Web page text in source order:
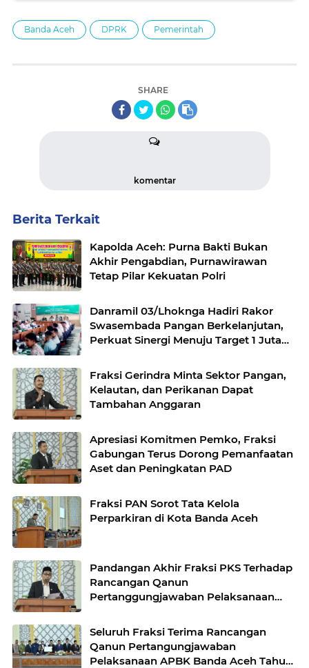
Banda Aceh DPRK Pemerintah
SHARE
komentar
Berita Terkait
Kapolda Aceh: Purna Bakti Bukan
Akhir Pengabdian, Purnawirawan
Tetap Pilar Kekuatan Polri
Danramil 03/Lhoknga Hadiri Rakor
Swasembada Pangan Berkelanjutan,
Perkuat Sinergi Menuju Target 1 Juta
Fraksi Gerindra Minta Sektor Pangan,
Kelautan, dan Perikanan Dapat
Tambahan Anggaran
Apresiasi Komitmen Pemko, Fraksi
Gabungan Terus Dorong Pemanfaatan
Aset dan Peningkatan PAD
Fraksi PAN Sorot Tata Kelola
Perparkiran di Kota Banda Aceh
Pandangan Akhir Fraksi PKS Terhadap
Rancangan Qanun
Pertanggungjawaban Pelaksanaan
2025
Seluruh Fraksi Terima Rancangan
Qanun Pertangungjawaban
Pelaksanaan APBK Banda Aceh Tahun